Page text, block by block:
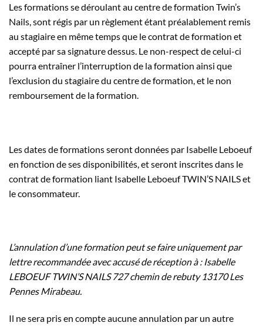
Les formations se déroulant au centre de formation Twin’s
Nails, sont régis par un règlement étant préalablement remis
au stagiaire en même temps que le contrat de formation et
accepté par sa signature dessus. Le non-respect de celui-ci
pourra entraîner l’interruption de la formation ainsi que
l’exclusion du stagiaire du centre de formation, et le non
remboursement de la formation.
Les dates de formations seront données par Isabelle Leboeuf
en fonction de ses disponibilités, et seront inscrites dans le
contrat de formation liant Isabelle Leboeuf TWIN’S NAILS et
le consommateur.
L’annulation d’une formation peut se faireuniquementpar
lettre recommandée avec accusé de réception à : Isabelle
LEBOEUF TWIN’S NAILS 727 chemin de rebuty 13170 Les
Pennes Mirabeau.
Il ne sera pris en compte aucune annulation par un autre